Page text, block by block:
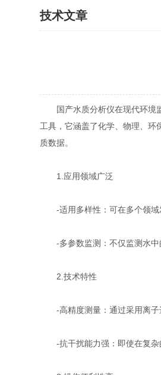
技术文章
国产水质分析仪在现代环境监
工具，它涵盖了化学、物理、环
质数据。
1.应用领域广泛
-适用多样性：可在多个领域
-多参数监测：不仅监测水中
2.技术特性
-高精度测量：通过采用离子
-抗干扰能力强：即使在复杂